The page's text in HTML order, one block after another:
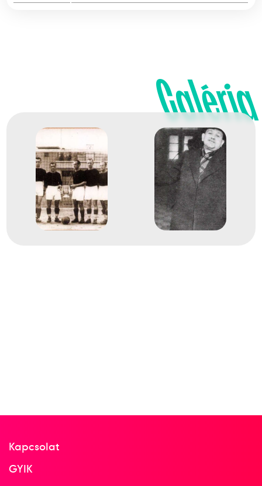
Galéria
Kapcsolat
GYIK